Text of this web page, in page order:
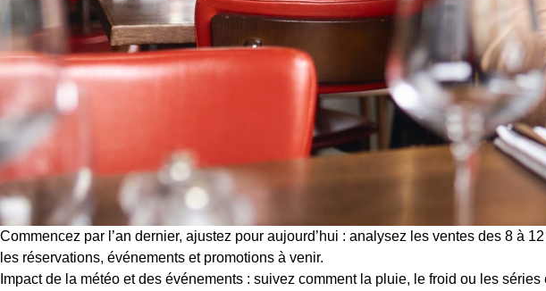
Commencez par l’an dernier, ajustez pour aujourd’hui : analysez les ventes des 8 à
les réservations, événements et promotions à venir.
Impact de la météo et des événements : suivez comment la pluie, le froid ou les